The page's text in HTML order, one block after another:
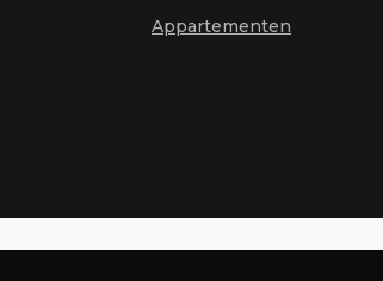
Appartementen